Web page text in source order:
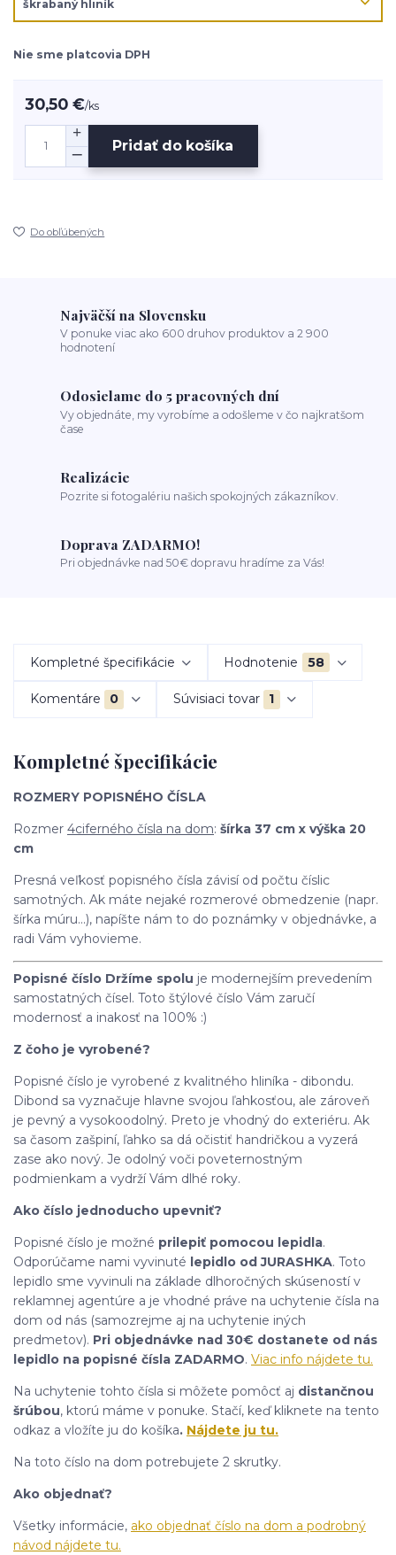
Nie sme platcovia DPH
30,50 €/ks
Pridať do košíka
Do obľúbených
Najväčší na Slovensku
V ponuke viac ako 600 druhov produktov a 2 900
hodnotení
Odosielame do 5 pracovných dní
Vy objednáte, my vyrobíme a odošleme v čo najkratšom
čase
Realizácie
Pozrite si fotogalériu našich spokojných zákazníkov.
Doprava ZADARMO!
Pri objednávke nad 50€ dopravu hradíme za Vás!
Kompletné špecifikácie Hodnotenie 58
Komentáre 0 Súvisiaci tovar 1
Kompletné špecifikácie
ROZMERY POPISNÉHO ČÍSLA
Rozmer 4ciferného čísla na dom: šírka 37 cm x výška 20
cm
Presná veľkosť popisného čísla závisí od počtu číslic
samotných. Ak máte nejaké rozmerové obmedzenie (napr.
šírka múru...), napíšte nám to do poznámky v objednávke, a
radi Vám vyhovieme.
Popisné číslo Držíme spolu je modernejším prevedením
samostatných čísel. Toto štýlové číslo Vám zaručí
modernosť a inakosť na 100% :)
Z čoho je vyrobené?
Popisné číslo je vyrobené z kvalitného hliníka - dibondu.
Dibond sa vyznačuje hlavne svojou ľahkosťou, ale zároveň
je pevný a vysokoodolný. Preto je vhodný do exteriéru. Ak
sa časom zašpiní, ľahko sa dá očistiť handričkou a vyzerá
zase ako nový. Je odolný voči poveternostným
podmienkam a vydrží Vám dlhé roky.
Ako číslo jednoducho upevniť?
Popisné číslo je možné prilepiť pomocou lepidla.
Odporúčame nami vyvinuté lepidlo od JURASHKA. Toto
lepidlo sme vyvinuli na základe dlhoročných skúseností v
reklamnej agentúre a je vhodné práve na uchytenie čísla na
dom od nás (samozrejme aj na uchytenie iných
predmetov). Pri objednávke nad 30€ dostanete od nás
lepidlo na popisné čísla ZADARMO. Viac info nájdete tu.
Na uchytenie tohto čísla si môžete pomôcť aj distančnou
šrúbou, ktorú máme v ponuke. Stačí, keď kliknete na tento
odkaz a vložíte ju do košíka. Nájdete ju tu.
Na toto číslo na dom potrebujete 2 skrutky.
Ako objednať?
Všetky informácie, ako objednať číslo na dom a podrobný
návod nájdete tu.